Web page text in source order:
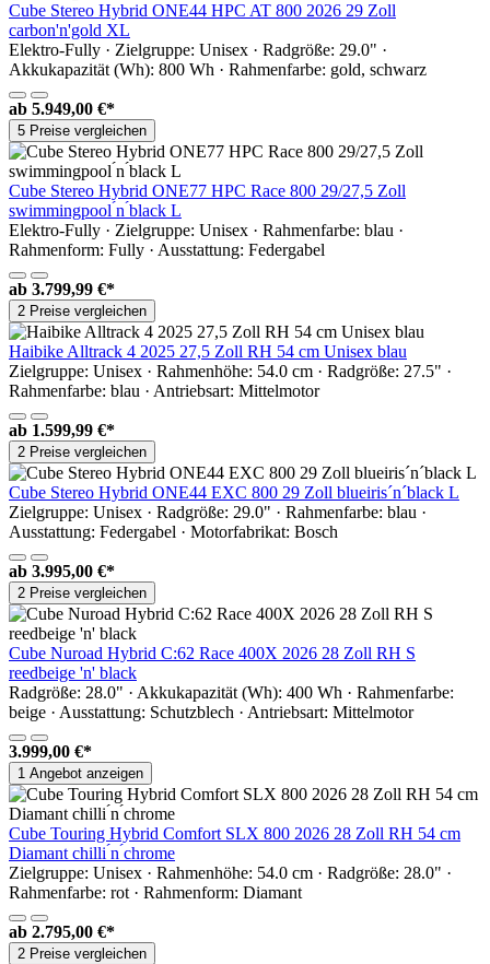
Cube Stereo Hybrid ONE44 HPC AT 800 2026 29 Zoll
carbon'n'gold XL
Elektro-Fully · Zielgruppe: Unisex · Radgröße: 29.0" ·
Akkukapazität (Wh): 800 Wh · Rahmenfarbe: gold, schwarz
ab 5.949,00 €*
5 Preise vergleichen
Cube Stereo Hybrid ONE77 HPC Race 800 29/27,5 Zoll
swimmingpool ́n ́black L
Elektro-Fully · Zielgruppe: Unisex · Rahmenfarbe: blau ·
Rahmenform: Fully · Ausstattung: Federgabel
ab 3.799,99 €*
2 Preise vergleichen
Haibike Alltrack 4 2025 27,5 Zoll RH 54 cm Unisex blau
Zielgruppe: Unisex · Rahmenhöhe: 54.0 cm · Radgröße: 27.5" ·
Rahmenfarbe: blau · Antriebsart: Mittelmotor
ab 1.599,99 €*
2 Preise vergleichen
Cube Stereo Hybrid ONE44 EXC 800 29 Zoll blueiris´n´black L
Zielgruppe: Unisex · Radgröße: 29.0" · Rahmenfarbe: blau ·
Ausstattung: Federgabel · Motorfabrikat: Bosch
ab 3.995,00 €*
2 Preise vergleichen
Cube Nuroad Hybrid C:62 Race 400X 2026 28 Zoll RH S
reedbeige 'n' black
Radgröße: 28.0" · Akkukapazität (Wh): 400 Wh · Rahmenfarbe:
beige · Ausstattung: Schutzblech · Antriebsart: Mittelmotor
3.999,00 €*
1 Angebot anzeigen
Cube Touring Hybrid Comfort SLX 800 2026 28 Zoll RH 54 cm
Diamant chilli ́n ́chrome
Zielgruppe: Unisex · Rahmenhöhe: 54.0 cm · Radgröße: 28.0" ·
Rahmenfarbe: rot · Rahmenform: Diamant
ab 2.795,00 €*
2 Preise vergleichen